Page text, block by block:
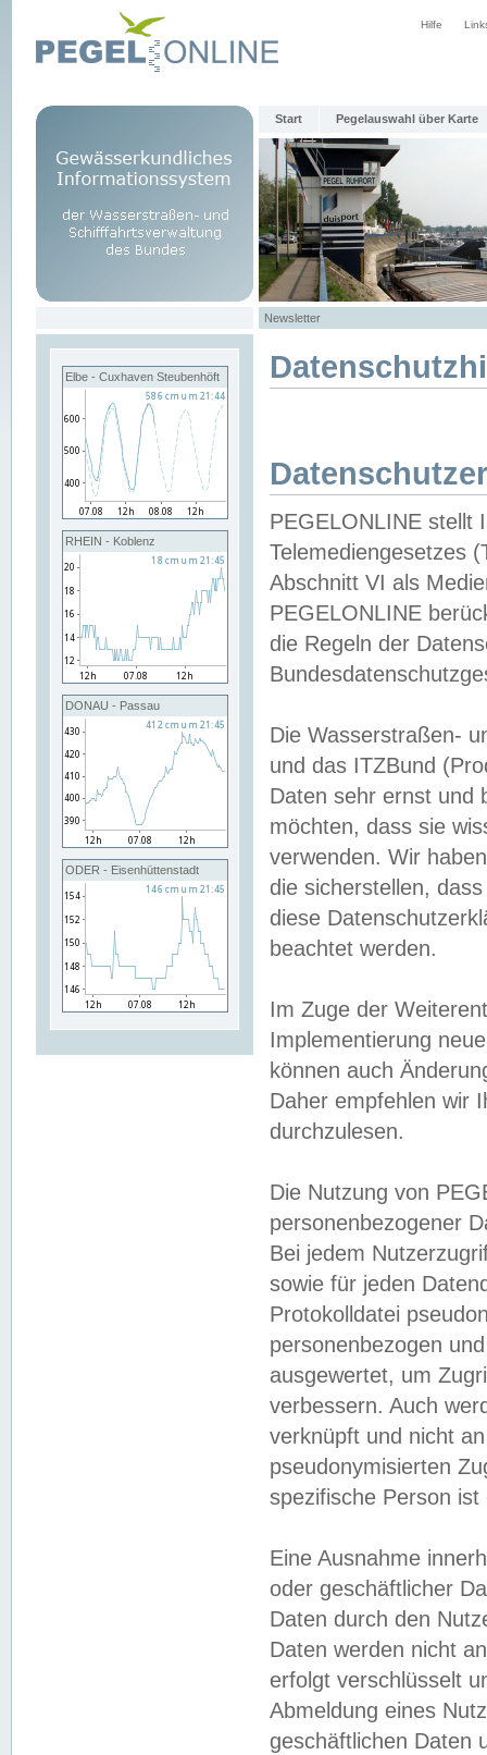
Hilfe
Start Pegelauswahl über Karte
Newsletter
Elbe - Cuxhaven Steubenhöft
RHEIN - Koblenz
DONAU - Passau
ODER - Eisenhüttenstadt
PEGELONLINE stellt
Telemediengesetzes
Abschnitt VI als
PEGELONLINE
die Regeln der
Die Wasserstraßen-
und das ITZBund
Daten sehr ernst und
möchten, dass sie
verwenden. Wir
die sicherstellen,
diese
beachtet werden.
Im Zuge der
Implementierung
können auch
Daher empfehlen wir
durchzulesen.
Die Nutzung von
personenbezogener
Bei jedem
sowie für jeden
Protokolldatei
personenbezogen
ausgewertet, um
verbessern. Auch
verknüpft und nicht
pseudonymisierten
spezifische Person
Eine Ausnahme
oder geschäftlicher
Daten durch den
Daten werden nicht
erfolgt verschlüsselt
Abmeldung eines
geschäftlichen Daten